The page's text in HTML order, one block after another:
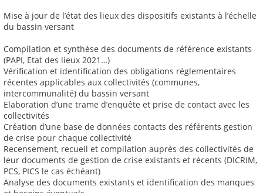
Mise à jour de l’état des lieux des dispositifs existants à l’échelle
du bassin versant
Compilation et synthèse des documents de référence existants
(PAPI, Etat des lieux 2021…)
Vérification et identification des obligations réglementaires
récentes applicables aux collectivités (communes,
intercommunalité) du bassin versant
Elaboration d’une trame d’enquête et prise de contact avec les
collectivités
Création d’une base de données contacts des référents gestion
de crise pour chaque collectivité
Recensement, recueil et compilation auprès des collectivités de
leur documents de gestion de crise existants et récents (DICRIM,
PCS, PICS le cas échéant)
Analyse des documents existants et identification des manques